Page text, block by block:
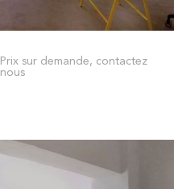
Prix sur demande, contactez
nous